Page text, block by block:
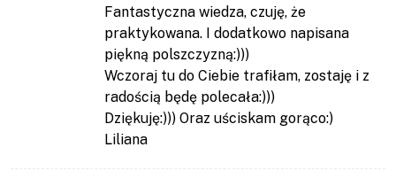
Fantastyczna wiedza, czuję, że
praktykowana. I dodatkowo napisana
piękną polszczyzną:)))
Wczoraj tu do Ciebie trafiłam, zostaję i z
radością będę polecała:)))
Dziękuję:))) Oraz uściskam gorąco:)
Liliana